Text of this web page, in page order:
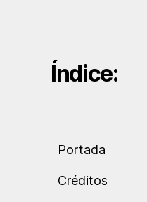
Índice:
Portada
Créditos